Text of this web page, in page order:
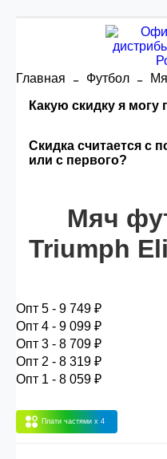
Главная Футбол
Какую скидку я могу
заказа, общая
Опт 4(30%) -
Опт 3(33%)
Скидка считается с
или с первого?
автоматически
Мяч
Triumph
Опт 5 - 9 749 ₽
Опт 4 - 9 099 ₽
Опт 3 - 8 709 ₽
Опт 2 - 8 319 ₽
Опт 1 - 8 059 ₽
Плати частями x 4